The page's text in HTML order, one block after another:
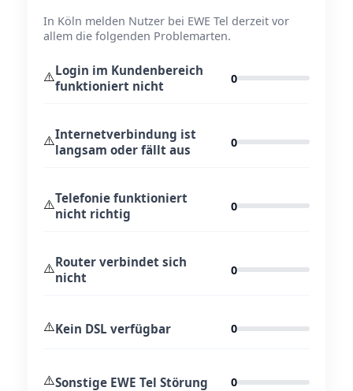
In Köln melden Nutzer bei EWE Tel derzeit vor
allem die folgenden Problemarten.
⚠️Login im Kundenbereich
funktioniert nicht
0
⚠️Internetverbindung ist
langsam oder fällt aus
0
⚠️Telefonie funktioniert
nicht richtig
0
⚠️Router verbindet sich
nicht
0
⚠️Kein DSL verfügbar 0
⚠️Sonstige EWE Tel Störung 0